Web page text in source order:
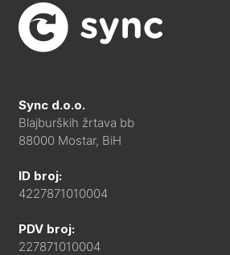
Sync d.o.o.
Blajburških žrtava bb
88000 Mostar, BiH
ID broj:
4227871010004
PDV broj:
227871010004